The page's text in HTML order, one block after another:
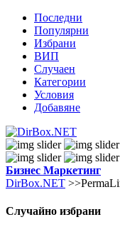
Последни
Популярни
Избрани
ВИП
Случаен
Категории
Условия
Добавяне
Бизнес Маркетинг
DirBox.NET
Случайно избрани